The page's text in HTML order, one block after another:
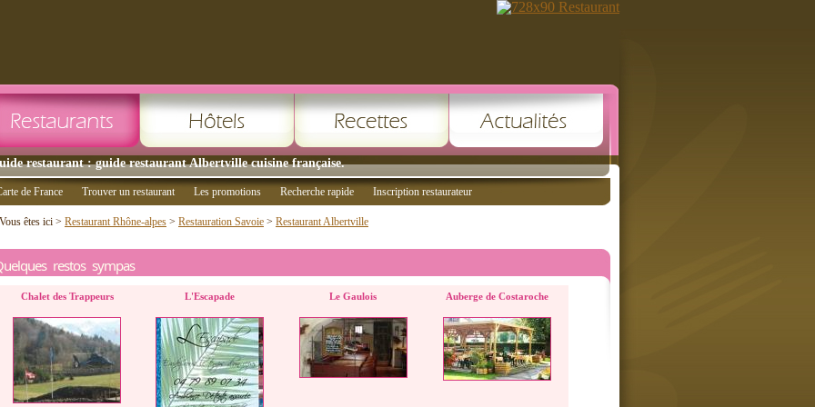
restaurant : guide restaurant Albertville cuisine française.
de France Trouver un restaurant Les promotions Recherche rapide Inscription restaurateur
Vous êtes ici > Restaurant Rhône-alpes > Restauration Savoie > Restaurant Albertville
restos sympas
Chalet des Trappeurs L'Escapade Le Gaulois Auberge de Costaroche